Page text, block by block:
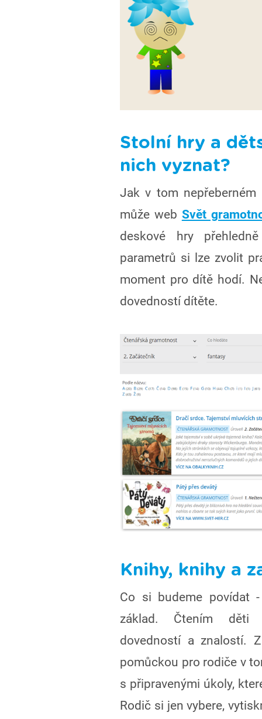
Stolní hry a
nich vyznat?
Jak v tom nepřeberném
může web Svět
deskové hry
parametrů si lze zvolit
moment pro dítě hodí.
dovedností dítěte.
Knihy, knihy a
Co si budeme povídat
základ. Čtením děti
dovedností a znalostí.
pomůckou pro rodiče v
s připravenými úkoly,
Rodič si jen vybere,